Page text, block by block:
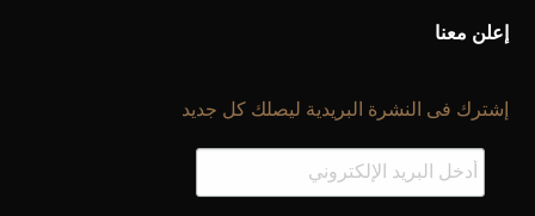
أحذية Mary Jane: ترف وأناقة للرجال
إعلن معنا
إشترك فى النشرة البريدية ليصلك كل جديد